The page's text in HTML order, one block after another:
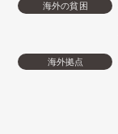
海外の貧困
海外拠点